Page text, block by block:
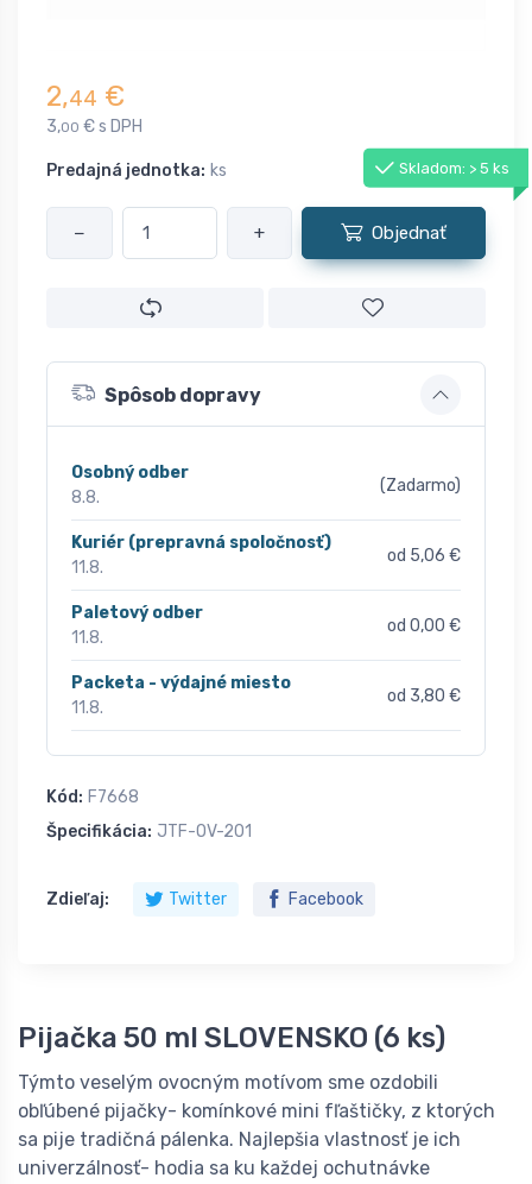
2,44 €
3,00 € s DPH
Predajná jednotka: ks Skladom: > 5 ks
− + Objednať
Spôsob dopravy
Osobný odber
8.8.
(Zadarmo)
Kuriér (prepravná spoločnosť)
11.8.
od 5,06 €
Paletový odber
11.8.
od 0,00 €
Packeta - výdajné miesto
11.8.
od 3,80 €
Kód: F7668
Špecifikácia: JTF-OV-201
Zdieľaj: Twitter Facebook
Pijačka 50 ml SLOVENSKO (6 ks)
Týmto veselým ovocným motívom sme ozdobili
obľúbené pijačky- komínkové mini fľaštičky, z ktorých
sa pije tradičná pálenka. Najlepšia vlastnosť je ich
univerzálnosť- hodia sa ku každej ochutnávke